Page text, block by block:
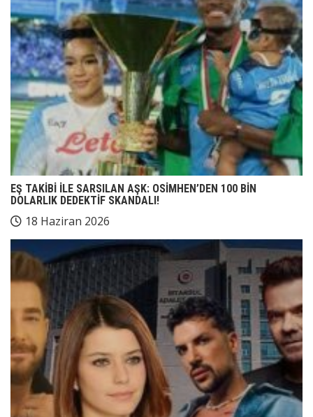
EŞ TAKİBİ İLE SARSILAN AŞK: OSİMHEN’DEN 100 BİN
DOLARLIK DEDEKTİF SKANDALI!
18 Haziran 2026